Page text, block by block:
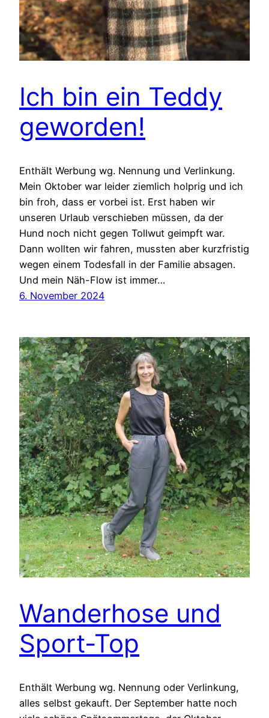
Ich bin ein Teddy
geworden!
Enthält Werbung wg. Nennung und Verlinkung.
Mein Oktober war leider ziemlich holprig und ich
bin froh, dass er vorbei ist. Erst haben wir
unseren Urlaub verschieben müssen, da der
Hund noch nicht gegen Tollwut geimpft war.
Dann wollten wir fahren, mussten aber kurzfristig
wegen einem Todesfall in der Familie absagen.
Und mein Näh-Flow ist immer…
6. November 2024
Wanderhose und
Sport-Top
Enthält Werbung wg. Nennung oder Verlinkung,
alles selbst gekauft. Der September hatte noch